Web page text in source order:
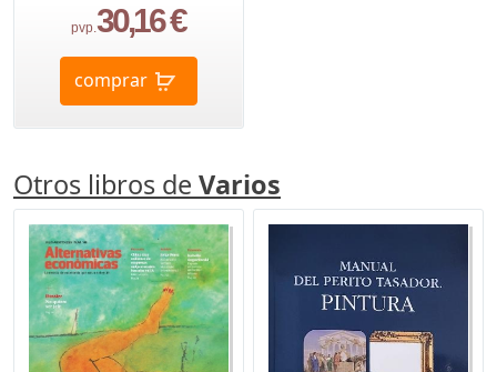
pvp.30,16 €
comprar
Otros libros de Varios